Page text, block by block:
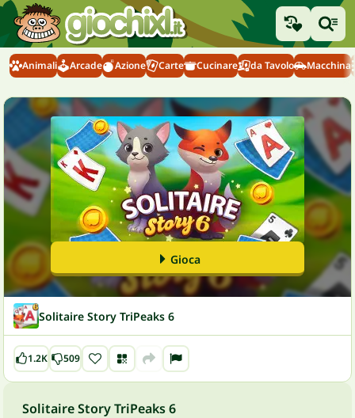
Animali Arcade Azione Carte Cucinare da Tavolo Macchina
Gioca
Solitaire Story TriPeaks 6
1.2K 509
Solitaire Story TriPeaks 6